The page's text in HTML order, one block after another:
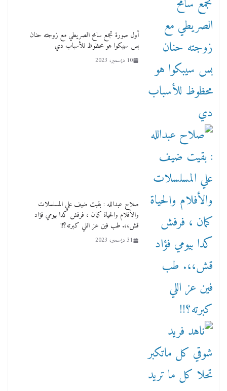
أول صورة تجمع سامح الصريطي مع زوجته حنان
بس سيبكوا هو محظوظ للأسباب دي
10 ديسمبر، 2023
صلاح عبدالله : بقيت ضيف علي المسلسلات
والأفلام والحياة كمان ، فرفش كدا بيومي فؤاد
قش،،. طب فين عز اللي كبرته؟!!
31 ديسمبر، 2023